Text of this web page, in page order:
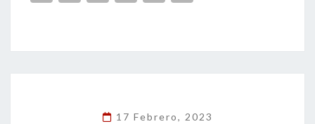
o
o
er dI
n
l
p
ar
17 Febrero, 2023